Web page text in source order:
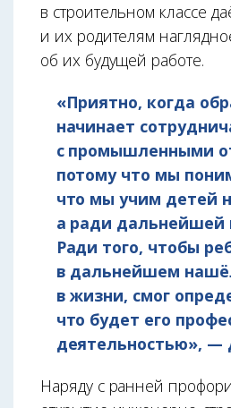
в строительном классе
и их родителям
об их будущей работе.
«Приятно, когда
начинает
с промышленными
потому что мы
что мы учим детей
а ради дальнейшей
Ради того, чтобы
в дальнейшем
в жизни, смог
что будет его
деятельностью», —
Наряду с ранней